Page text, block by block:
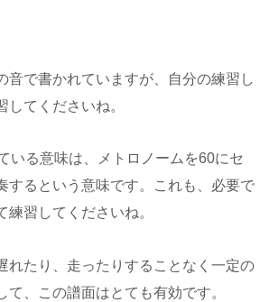
音で書かれていますが、自分の練習し
してくださいね。
る意味は、メトロノームを60にセ
するという意味です。これも、必要で
練習してくださいね。
れたり、走ったりすることなく一定の
て、この譜面はとても有効です。